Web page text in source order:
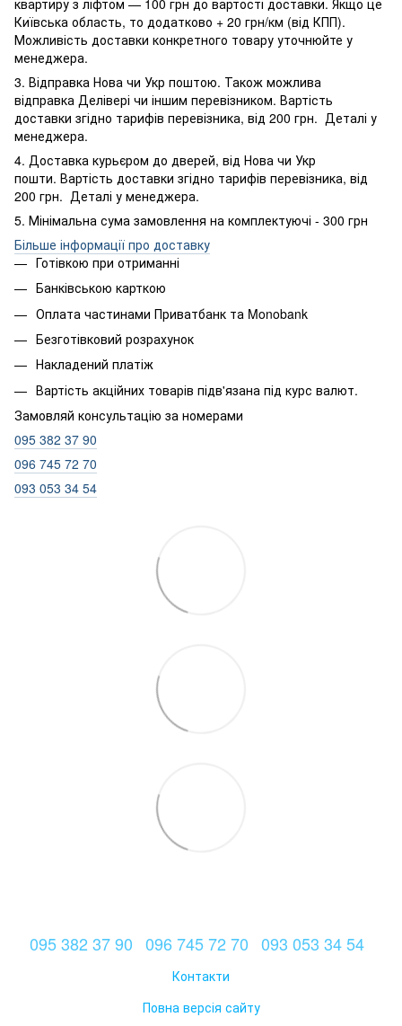
Київська область, то додатково + 20 грн/км (від КПП).
Можливість доставки конкретного товару уточнюйте у
менеджера.
3. Відправка Нова чи Укр поштою. Також можлива
відправка Делівері чи іншим перевізником. Вартість
доставки згідно тарифів перевізника, від 200 грн. Деталі у
менеджера.
4. Доставка курьєром до дверей, від Нова чи Укр
пошти. Вартість доставки згідно тарифів перевізника, від
200 грн. Деталі у менеджера.
5. Мінімальна сума замовлення на комплектуючі - 300 грн
Більше інформації про доставку
Готівкою при отриманні
Банківською карткою
Оплата частинами Приватбанк та Monobank
Безготівковий розрахунок
Накладений платіж
Вартість акційних товарів підв'язана під курс валют.
Замовляй консультацію за номерами
095 382 37 90
096 745 72 70
093 053 34 54
095 382 37 90 096 745 72 70 093 053 34 54
Контакти
Повна версія сайту